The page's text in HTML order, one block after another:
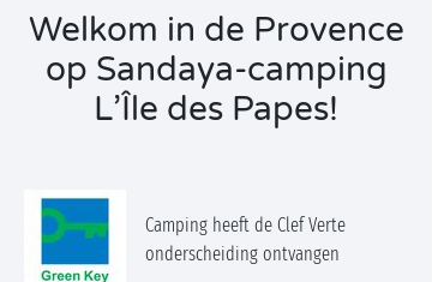
Welkom in de Provence
op Sandaya-camping
L’Île des Papes!
Camping heeft de Clef Verte
onderscheiding ontvangen